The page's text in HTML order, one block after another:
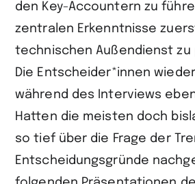
den Key-Accountern zu
zentralen Erkenntnisse
technischen Außendienst zu
Die Entscheider*innen
während des Interviews
Hatten die meisten doch
so tief über die Frage der
Entscheidungsgründe